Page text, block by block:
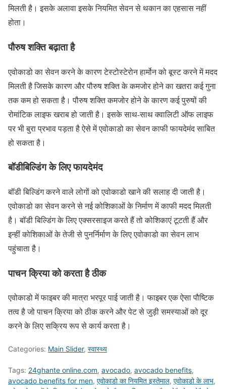
मिलती है। इसके अलावा इसके नियमित सेवन से थकान का एहसास नहीं
होता।
पौरुष शक्ति बढ़ाता है
एवोकाडो का सेवन करने के कारण टेस्टोस्टेरोन हार्मोन को बूस्ट करने में मदद
मिलती है जिसके कारण और पौरुष शक्ति के कमजोर होने का खतरा कई गुना
तक कम हो सकता है। पौरुष शक्ति कमजोर होने के कारण कई पुरुषों की
रोमांटिक लाइफ खराब हो जाती है। इसके साथ-साथ क्वालिटी ऑफ लाइफ
पर भी बुरा प्रभाव पड़ता है ऐसे में एवोकाडो का सेवन काफी फायदेमंद साबित
हो सकता है।
बॉडीबिल्डिंग के लिए फायदेमंद
बॉडी बिल्डिंग करने वाले लोगों को एवोकाडो खाने की सलाह दी जाती है।
एवोकाडो का सेवन करने से नई कोशिकाओं के निर्माण में काफी मदद मिलती
है। बॉडी बिल्डिंग के लिए एक्सरसाइज करते हैं तो कोशिकाएं टूटती हैं और
इन्हीं कोशिकाओं के तेजी से पुनर्निर्माण के लिए एवोकाडो का सेवन लाभ
पहुंचाता है।
पाचन क्रिया को करता है ठीक
एवोकाडो में फाइबर की मात्रा भरपूर पाई जाती है। फाइबर एक ऐसा पौष्टिक
तत्व है जो पाचन क्रिया को ठीक करने और पेट से जुड़ी समस्याओं को दूर
करने के लिए सक्रिय रूप से कार्य करता है।
Categories: Main Slider, स्वास्थ्य
Tags: 24ghante online.com, avocado, avocado benefits,
avocado benefits for men, एवोकाडो का नियमित इस्तेमाल, एवोकाडो के लाभ,